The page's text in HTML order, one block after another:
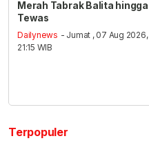
Merah Tabrak Balita hingga
Tewas
Dailynews - Jumat , 07 Aug 2026,
21:15 WIB
Terpopuler